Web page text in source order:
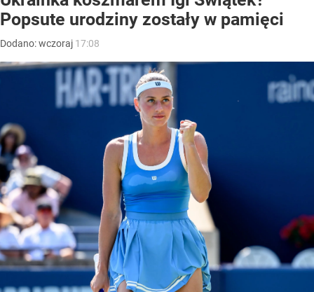
Popsute urodziny zostały w pamięci
Dodano:wczoraj 17:08